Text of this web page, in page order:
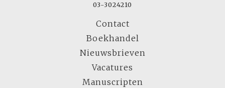
03-3024210
Contact
Boekhandel
Nieuwsbrieven
Vacatures
Manuscripten